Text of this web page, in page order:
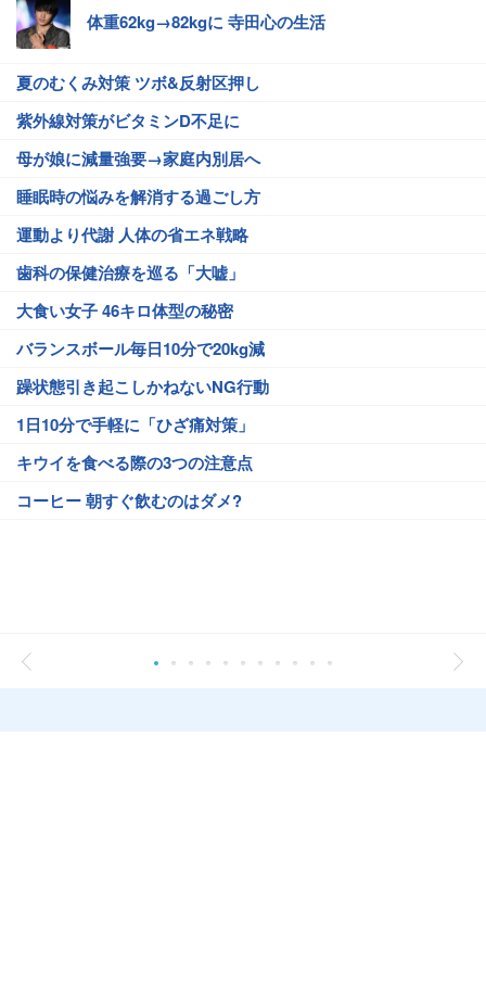
体重62kg→82kgに 寺田心の生活
夏のむくみ対策 ツボ&反射区押し
紫外線対策がビタミンD不足に
母が娘に減量強要→家庭内別居へ
睡眠時の悩みを解消する過ごし方
運動より代謝 人体の省エネ戦略
歯科の保健治療を巡る「大嘘」
大食い女子 46キロ体型の秘密
バランスボール毎日10分で20kg減
躁状態引き起こしかねないNG行動
1日10分で手軽に「ひざ痛対策」
キウイを食べる際の3つの注意点
コーヒー 朝すぐ飲むのはダメ?